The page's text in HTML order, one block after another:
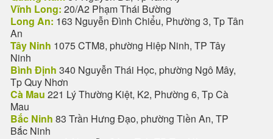
Vĩnh Long: 20/A2 Phạm Thái Bường
Long An: 163 Nguyễn Đình Chiểu, Phường 3, Tp Tân
An
Tây Ninh 1075 CTM8, phường Hiệp Ninh, TP Tây
Ninh
Bình Định 340 Nguyễn Thái Học, phường Ngô Mây,
Tp Quy Nhơn
Cà Mau 221 Lý Thường Kiệt, K2, Phường 6, Tp Cà
Mau
Bắc Ninh 83 Trần Hưng Đạo, phường Tiền An, TP
Bắc Ninh